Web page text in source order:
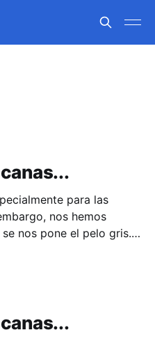
para las
nos hemos
nos pone el pelo gris.